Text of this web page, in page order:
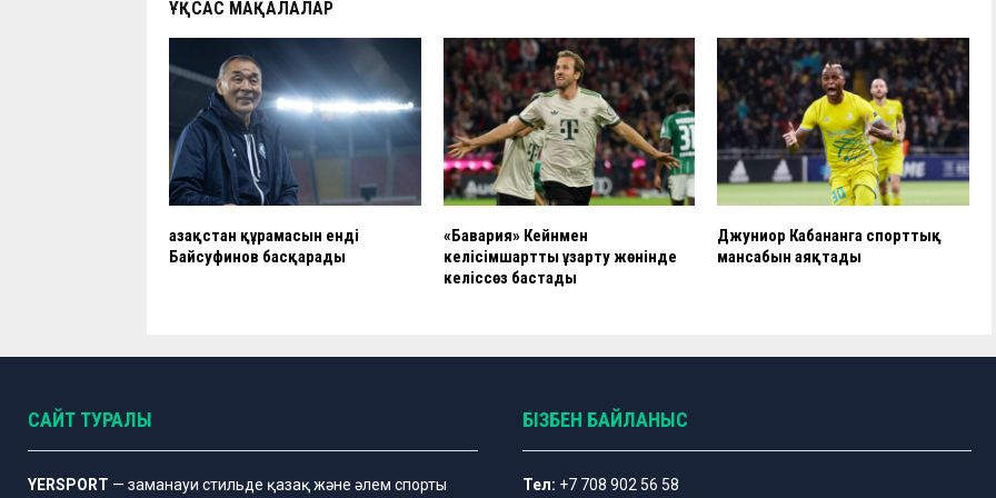
ҰҚСАС МАҚАЛАЛАР
Қазақстан құрамасын енді
Байсуфинов басқарады
«Бавария» Кейнмен
келісімшартты ұзарту жөнінде
келіссөз бастады
Джуниор Кабананга спорттық
мансабын аяқтады
САЙТ ТУРАЛЫ
YERSPORT — заманауи стильде қазақ және әлем спорты
БІЗБЕН БАЙЛАНЫС
Тел: +7 708 902 56 58